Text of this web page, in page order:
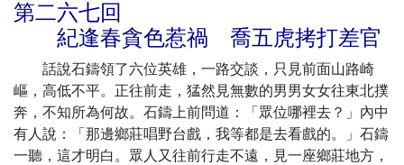
第二六七回
紀逢春貪色惹禍 喬五虎拷打差官
話說石鑄領了六位英雄，一路交談，只見前面山路崎
嶇，高低不平。正往前走，猛然見無數的男男女女往東北撲
奔，不知所為何故。石鑄上前問道：「眾位哪裡去？」內中
有人說：「那邊鄉莊唱野台戲，我等都是去看戲的。」石鑄
一聽，這才明白。眾人又往前行走不遠，見一座鄉莊地方，